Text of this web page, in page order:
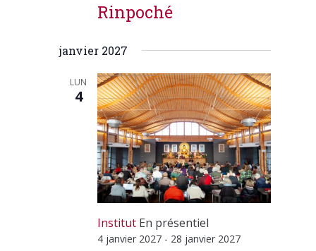
Rinpoché
janvier 2027
LUN
4
Institut En présentiel
4 janvier 2027 - 28 janvier 2027